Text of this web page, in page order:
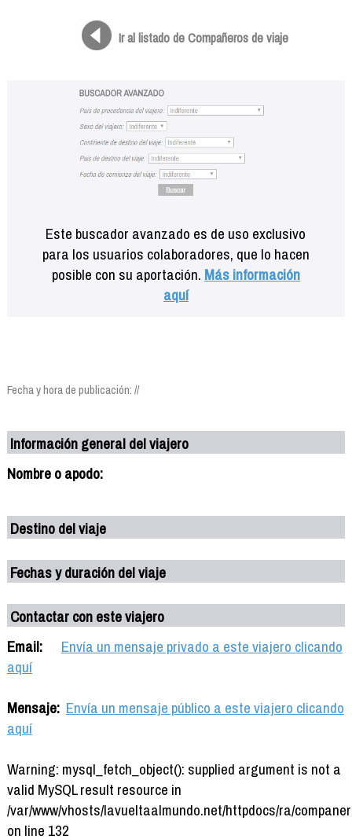
Ir al listado de Compañeros de viaje
Este buscador avanzado es de uso exclusivo
para los usuarios colaboradores, que lo hacen
posible con su aportación. Más información
aquí
Fecha y hora de publicación: //
Información general del viajero
Nombre o apodo:
Destino del viaje
Fechas y duración del viaje
Contactar con este viajero
Email:
Envía un mensaje privado a este viajero clicando
aquí
Mensaje: Envía un mensaje público a este viajero clicando
aquí
Warning: mysql_fetch_object(): supplied argument is not a
valid MySQL result resource in
/var/www/vhosts/lavueltaalmundo.net/httpdocs/ra/
on line 132